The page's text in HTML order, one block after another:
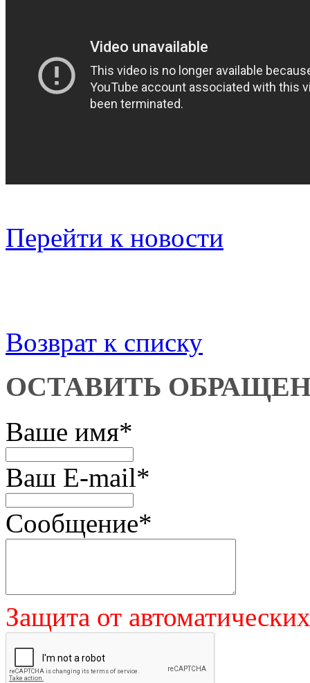
Перейти к новости
Возврат к списку
ОСТАВИТЬ
Ваше имя*
Ваш E-mail*
Сообщение*
Защита от